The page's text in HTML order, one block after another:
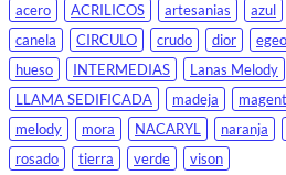
acero ACRILICOS artesanias azul
canela
CIRCULO crudo dior egeo
hueso
INTERMEDIAS Lanas Melody
LLAMA SEDIFICADA
madeja
melody
mora NACARYL naranja
rosado
tierra verde vison